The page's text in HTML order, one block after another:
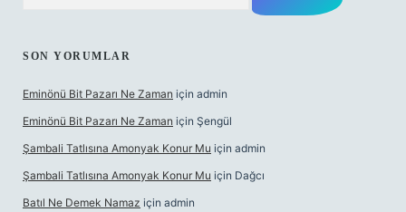
SON YORUMLAR
Eminönü Bit Pazarı Ne Zaman için admin
Eminönü Bit Pazarı Ne Zaman için Şengül
Şambali Tatlısına Amonyak Konur Mu için admin
Şambali Tatlısına Amonyak Konur Mu için Dağcı
Batıl Ne Demek Namaz için admin